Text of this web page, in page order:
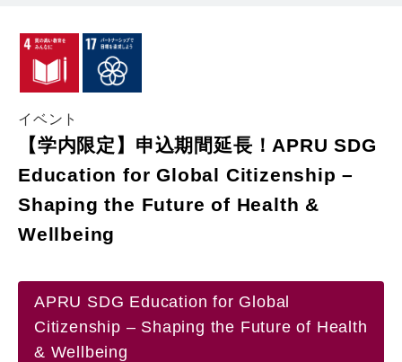
イベント
【学内限定】申込期間延長！APRU SDG
Education for Global Citizenship –
Shaping the Future of Health &
Wellbeing
APRU SDG Education for Global
Citizenship – Shaping the Future of Health
& Wellbeing